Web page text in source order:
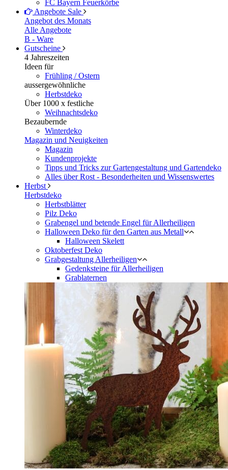
FC Bayern Feuerkörbe
Angebote Sale
Angebot des Monats
Alle Angebote
B - Ware
Gutscheine
4 Jahreszeiten
Ideen für
Frühling / Ostern
aussergewöhnliche
Herbstdeko
Über 1000 x festliche
Weihnachtsdeko
Bezaubernde
Winterdeko
Magazin und Neuigkeiten
Magazin
Kundenprojekte
Tipps und Tricks zur Gartengestaltung und Gartendeko
Alles über Rost - Besonderheiten und Wissenswertes
Herbst
Herbstdeko
Herbstblätter
Pilz Deko
Grabengel und betende Engel für Allerheiligen
Halloween Deko für den Garten aus Metall
Halloween Skelett
Oktoberfest Deko
Grabgestaltung Allerheiligen
Gedenksteine für Allerheiligen
Grablaternen